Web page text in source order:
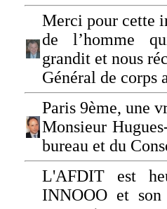
Merci pour cette
de l’homme
grandit et nous
Général de corps
Paris 9ème, une
Monsieur
bureau et du
L'AFDIT est
INNOOO et